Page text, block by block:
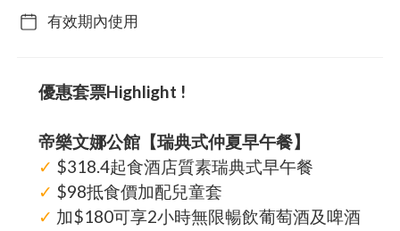
有效期內使用
優惠套票Highlight !
帝樂文娜公館【瑞典式仲夏早午餐】
✓ $318.4起食酒店質素瑞典式早午餐
✓ $98抵食價加配兒童套
✓ 加$180可享2小時無限暢飲葡萄酒及啤酒